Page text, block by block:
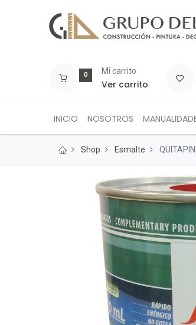
0 Mi carrito
Ver carrito
INICIO NOSOTROS
Shop Esmalte